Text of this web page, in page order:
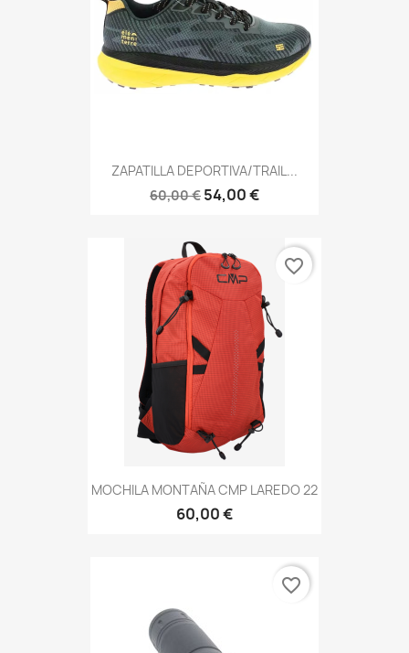
ZAPATILLA DEPORTIVA/TRAIL...
60,00 € 54,00 €
MOCHILA MONTAÑA CMP LAREDO 22
60,00 €
favorite_border
favorite_border